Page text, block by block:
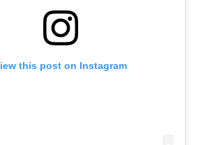
this post on Instagram